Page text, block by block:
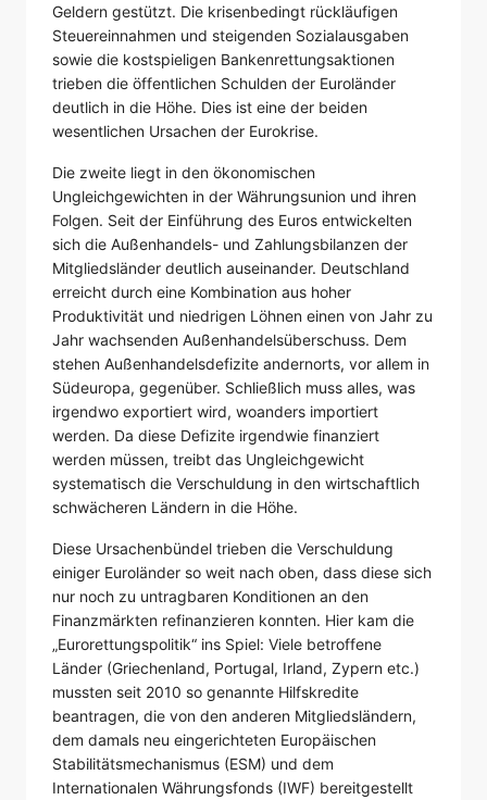
Geldern gestützt. Die krisenbedingt rückläufigen
Steuereinnahmen und steigenden Sozialausgaben
sowie die kostspieligen Bankenrettungsaktionen
trieben die öffentlichen Schulden der Euroländer
deutlich in die Höhe. Dies ist eine der beiden
wesentlichen Ursachen der Eurokrise.
Die zweite liegt in den ökonomischen
Ungleichgewichten in der Währungsunion und ihren
Folgen. Seit der Einführung des Euros entwickelten
sich die Außenhandels- und Zahlungsbilanzen der
Mitgliedsländer deutlich auseinander. Deutschland
erreicht durch eine Kombination aus hoher
Produktivität und niedrigen Löhnen einen von Jahr zu
Jahr wachsenden Außenhandelsüberschuss. Dem
stehen Außenhandelsdefizite andernorts, vor allem in
Südeuropa, gegenüber. Schließlich muss alles, was
irgendwo exportiert wird, woanders importiert
werden. Da diese Defizite irgendwie finanziert
werden müssen, treibt das Ungleichgewicht
systematisch die Verschuldung in den wirtschaftlich
schwächeren Ländern in die Höhe.
Diese Ursachenbündel trieben die Verschuldung
einiger Euroländer so weit nach oben, dass diese sich
nur noch zu untragbaren Konditionen an den
Finanzmärkten refinanzieren konnten. Hier kam die
„Eurorettungspolitik“ ins Spiel: Viele betroffene
Länder (Griechenland, Portugal, Irland, Zypern etc.)
mussten seit 2010 so genannte Hilfskredite
beantragen, die von den anderen Mitgliedsländern,
dem damals neu eingerichteten Europäischen
Stabilitätsmechanismus (ESM) und dem
Internationalen Währungsfonds (IWF) bereitgestellt